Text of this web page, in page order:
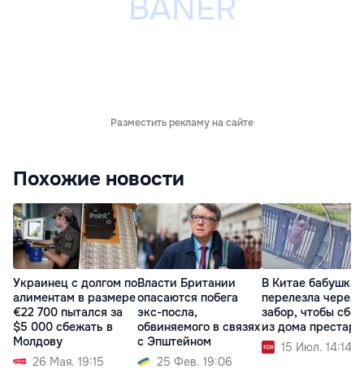
Разместить рекламу на сайте
Похожие новости
Украинец с долгом по
алиментам в размере
€22 700 пытался за
$5 000 сбежать в
Молдову
26 Мая. 19:15
Власти Британии
опасаются побега
экс-посла,
обвиняемого в связях
с Эпштейном
25 Фев. 19:06
В Китае бабушка
перелезла через
забор, чтобы
из дома
15 Июл. 14:14